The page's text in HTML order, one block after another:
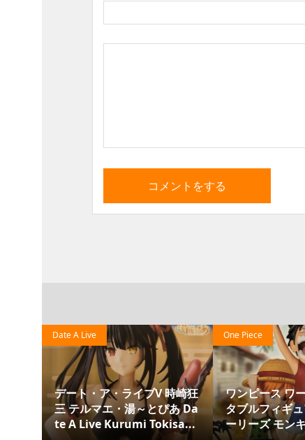
ワンピース ワールドコレク
タブルフィギュア ログスト
ーリーズ モンキー・D・ル...
One Piece
青春ブタ野郎 シリ
どるストッパーフ
梓川花楓 オータ
Aobuta